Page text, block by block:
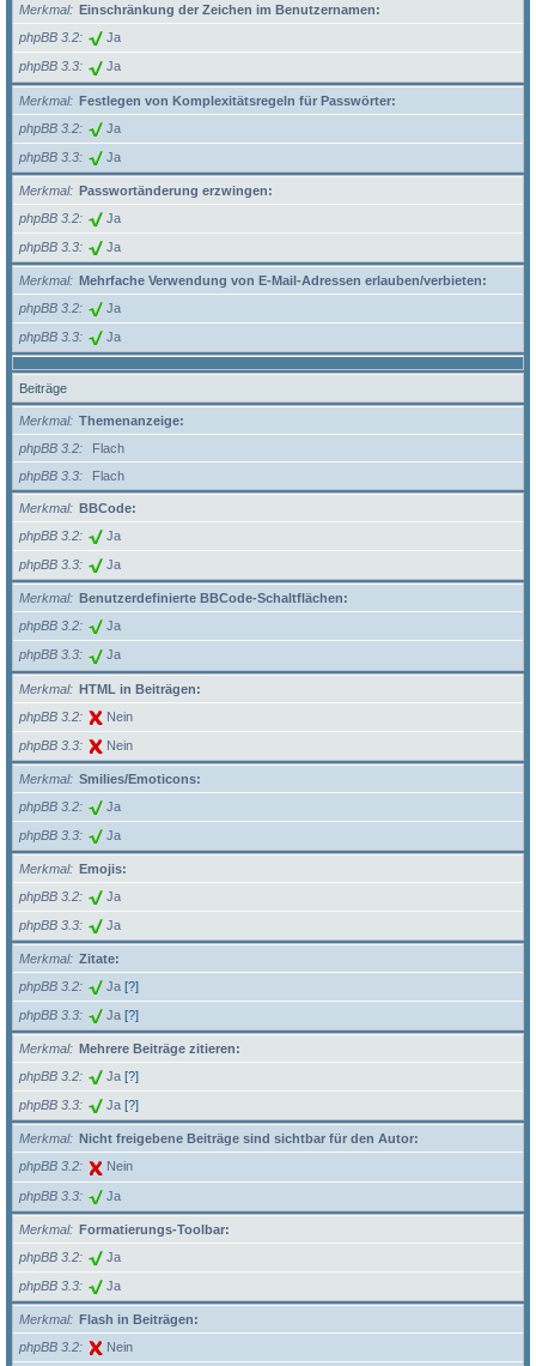
Merkmal
Einschränkung der Zeichen im Benutzernamen:
phpBB 3.2
Ja
phpBB 3.3 Ja
Merkmal
Festlegen von Komplexitätsregeln für Passwörter:
phpBB 3.2
Ja
phpBB 3.3 Ja
Merkmal
Passwortänderung erzwingen:
phpBB 3.2
Ja
phpBB 3.3 Ja
Merkmal
Mehrfache Verwendung von E-Mail-Adressen erlauben/verbieten:
phpBB 3.2
Ja
phpBB 3.3 Ja
Beiträge
Merkmal
Themenanzeige:
phpBB 3.2
Flach
phpBB 3.3
Flach
Merkmal
BBCode:
phpBB 3.2
Ja
phpBB 3.3 Ja
Merkmal
Benutzerdefinierte BBCode-Schaltflächen:
phpBB 3.2
Ja
phpBB 3.3 Ja
Merkmal
HTML in Beiträgen:
phpBB 3.2
Nein
phpBB 3.3 Nein
Merkmal
Smilies/Emoticons:
phpBB 3.2
Ja
phpBB 3.3 Ja
Merkmal
Emojis:
phpBB 3.2
Ja
phpBB 3.3 Ja
Merkmal
Zitate:
phpBB 3.2
Ja [?]
phpBB 3.3 Ja [?]
Merkmal
Mehrere Beiträge zitieren:
phpBB 3.2
Ja [?]
phpBB 3.3 Ja [?]
Merkmal
Nicht freigebene Beiträge sind sichtbar für den Autor:
phpBB 3.2
Nein
phpBB 3.3 Ja
Merkmal
Formatierungs-Toolbar:
phpBB 3.2
Ja
phpBB 3.3 Ja
Merkmal
Flash in Beiträgen:
phpBB 3.2
Nein